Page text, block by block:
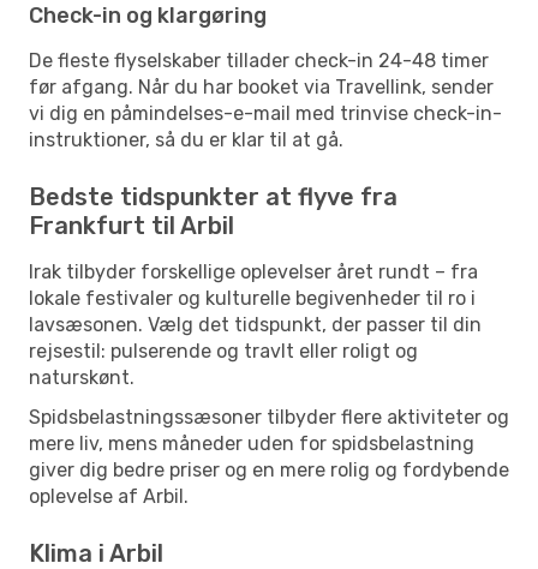
Check-in og klargøring
De fleste flyselskaber tillader check-in 24-48 timer
før afgang. Når du har booket via Travellink, sender
vi dig en påmindelses-e-mail med trinvise check-in-
instruktioner, så du er klar til at gå.
Bedste tidspunkter at flyve fra
Frankfurt til Arbil
Irak tilbyder forskellige oplevelser året rundt – fra
lokale festivaler og kulturelle begivenheder til ro i
lavsæsonen. Vælg det tidspunkt, der passer til din
rejsestil: pulserende og travlt eller roligt og
naturskønt.
Spidsbelastningssæsoner tilbyder flere aktiviteter og
mere liv, mens måneder uden for spidsbelastning
giver dig bedre priser og en mere rolig og fordybende
oplevelse af Arbil.
Klima i Arbil